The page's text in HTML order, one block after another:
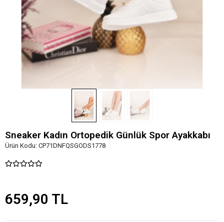
Sneaker Kadın Ortopedik Günlük Spor Ayakkabı
Ürün Kodu: CP71DNFQSGODS1778
659,90 TL